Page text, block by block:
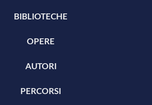
BIBLIOTECHE
OPERE
AUTORI
PERCORSI